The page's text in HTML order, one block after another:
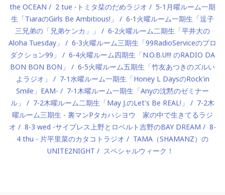
the OCEAN
2 tue -トミタ栞のだめラジオ
5-1月曜ルーム一期
生「TiaraのGirls Be Ambitious!」
6-1火曜ルーム一期生「逗子
三兄弟の「兄弟ケンカ」」
6-2火曜ルーム二期生「平井大の
Aloha Tuesday」
6-3火曜ルーム三期生「99RadioServiceのプロ
ダクション99」
6-4火曜ルーム四期生「N.O.B.U!!! のRADIO DA
BON BON BON」
6-5火曜ルーム五期生「竹友あつきのズルい
よラジオ」
7-1水曜ルーム一期生「Honey L DaysのRock'in
Smile」EAM-
7-1木曜ルーム一期生「Anyの沈黙のゼミナー
ル」
7-2木曜ルーム二期生「May J.のLet's Be REAL!」
7-2木
曜ルーム三期生 - 裏マンPタカハシヨウ 家の中で生きてるラジ
オ
8-3 wed -サイプレス上野とロベルト吉野のBAY DREAM
8-
4 thu - 片平里菜のカタコトラジオ
TAMA（SHAMANZ）の
UNITE2NIGHT
スペシャルウィーク！